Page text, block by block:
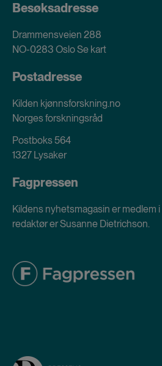
Besøksadresse
Drammensveien 288
NO-0283 OsloSe kart
Postadresse
Kilden kjønnsforskning.no
Norges forskningsråd
Postboks 564
1327 Lysaker
Fagpressen
Kildens nyhetsmagasin er medlem i
redaktør er Susanne Dietrichson.